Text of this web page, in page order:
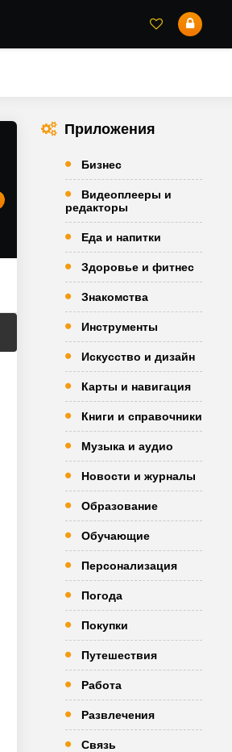
Приложения
Бизнес
Видеоплееры и
редакторы
Еда и напитки
Здоровье и фитнес
Знакомства
Инструменты
Искусство и дизайн
Карты и навигация
Книги и справочники
Музыка и аудио
Новости и журналы
Образование
Обучающие
Персонализация
Погода
Покупки
Путешествия
Работа
Развлечения
Связь